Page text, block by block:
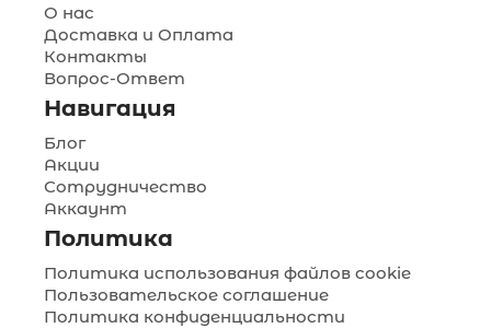
О нас
Доставка и Оплата
Контакты
Вопрос-Ответ
Навигация
Блог
Акции
Сотрудничество
Аккаунт
Политика
Политика использования файлов cookie
Пользовательское соглашение
Политика конфиденциальности